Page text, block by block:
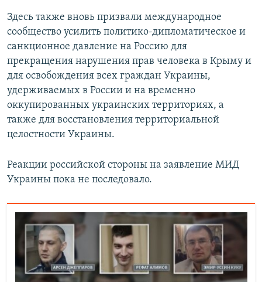
Здесь также вновь призвали международное
сообщество усилить политико-дипломатическое и
санкционное давление на Россию для
прекращения нарушения прав человека в Крыму и
для освобождения всех граждан Украины,
удерживаемых в России и на временно
оккупированных украинских территориях, а
также для восстановления территориальной
целостности Украины.
Реакции российской стороны на заявление МИД
Украины пока не последовало.